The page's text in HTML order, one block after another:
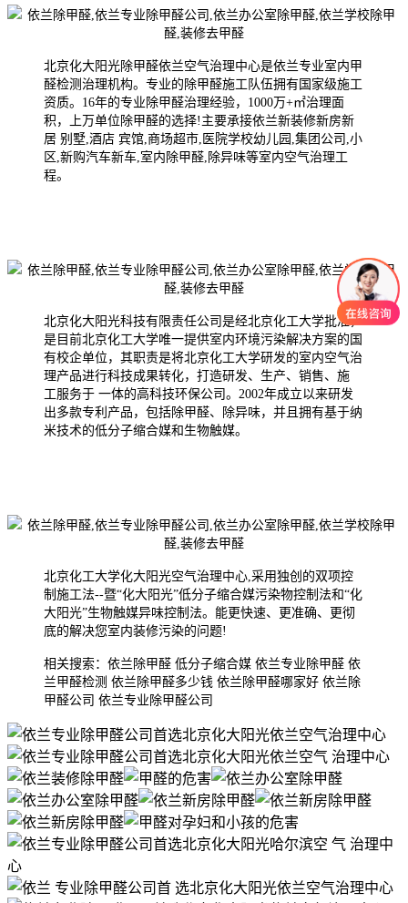
北京化大阳光除甲醛依兰空气治理中心是依兰专业室内甲
醛检测治理机构。专业的除甲醛施工队伍拥有国家级施工
资质。16年的专业除甲醛治理经验，1000万+㎡治理面
积，上万单位除甲醛的选择!主要承接依兰新装修新房新
居 别墅,酒店 宾馆,商场超市,医院学校幼儿园,集团公司,小
区,新购汽车新车,室内除甲醛,除异味等室内空气治理工
程。
北京化大阳光科技有限责任公司是经北京化工大学批准，
是目前北京化工大学唯一提供室内环境污染解决方案的国
有校企单位，其职责是将北京化工大学研发的室内空气治
理产品进行科技成果转化，打造研发、生产、销售、施
工服务于 一体的高科技环保公司。2002年成立以来研发
出多款专利产品，包括除甲醛、除异味，并且拥有基于纳
米技术的低分子缩合媒和生物触媒。
北京化工大学化大阳光空气治理中心,采用独创的双项控
制施工法--暨“化大阳光”低分子缩合媒污染物控制法和“化
大阳光”生物触媒异味控制法。能更快速、更准确、更彻
底的解决您室内装修污染的问题!
相关搜索：依兰除甲醛 低分子缩合媒 依兰专业除甲醛 依
兰甲醛检测 依兰除甲醛多少钱 依兰除甲醛哪家好 依兰除
甲醛公司 依兰专业除甲醛公司